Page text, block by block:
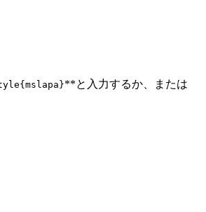
**と入力するか、または